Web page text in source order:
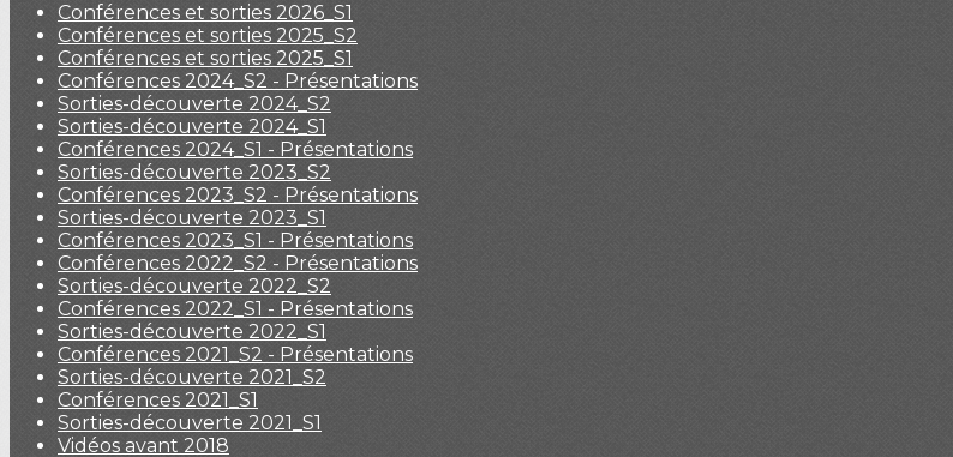
Conférences et sorties 2026_S1
Conférences et sorties 2025_S2
Conférences et sorties 2025_S1
Conférences 2024_S2 - Présentations
Sorties-découverte 2024_S2
Sorties-découverte 2024_S1
Conférences 2024_S1 - Présentations
Sorties-découverte 2023_S2
Conférences 2023_S2 - Présentations
Sorties-découverte 2023_S1
Conférences 2023_S1 - Présentations
Conférences 2022_S2 - Présentations
Sorties-découverte 2022_S2
Conférences 2022_S1 - Présentations
Sorties-découverte 2022_S1
Conférences 2021_S2 - Présentations
Sorties-découverte 2021_S2
Conférences 2021_S1
Sorties-découverte 2021_S1
Vidéos avant 2018